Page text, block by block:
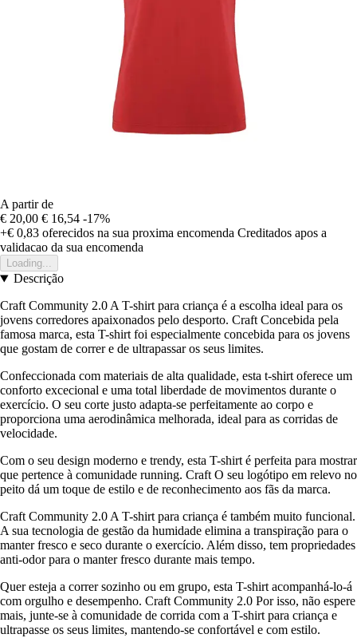
A partir de
€ 20,00 € 16,54 -17%
+€ 0,83 oferecidos na sua proxima encomenda Creditados apos a
validacao da sua encomenda
Loading...
Descrição
Craft Community 2.0 A T-shirt para criança é a escolha ideal para os
jovens corredores apaixonados pelo desporto. Craft Concebida pela
famosa marca, esta T-shirt foi especialmente concebida para os jovens
que gostam de correr e de ultrapassar os seus limites.
Confeccionada com materiais de alta qualidade, esta t-shirt oferece um
conforto excecional e uma total liberdade de movimentos durante o
exercício. O seu corte justo adapta-se perfeitamente ao corpo e
proporciona uma aerodinâmica melhorada, ideal para as corridas de
velocidade.
Com o seu design moderno e trendy, esta T-shirt é perfeita para mostrar
que pertence à comunidade running. Craft O seu logótipo em relevo no
peito dá um toque de estilo e de reconhecimento aos fãs da marca.
Craft Community 2.0 A T-shirt para criança é também muito funcional.
A sua tecnologia de gestão da humidade elimina a transpiração para o
manter fresco e seco durante o exercício. Além disso, tem propriedades
anti-odor para o manter fresco durante mais tempo.
Quer esteja a correr sozinho ou em grupo, esta T-shirt acompanhá-lo-á
com orgulho e desempenho. Craft Community 2.0 Por isso, não espere
mais, junte-se à comunidade de corrida com a T-shirt para criança e
ultrapasse os seus limites, mantendo-se confortável e com estilo.